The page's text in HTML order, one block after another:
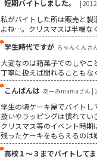
短期バイトしました。
|
私がバイトした所は販売と
よね…。クリスマスは半端な
学生時代ですが ちゃんくんさ
大変なのは箱菓子でのしやこ
丁寧に扱えば崩れることもな
こんばんは あーみmamaさん |
学生の頃ケーキ屋でバイトし
扱いやラッピングは慣れてい
クリスマス等のイベント時期
残ったケーキをもらえるのは
高校１～３までバイトして